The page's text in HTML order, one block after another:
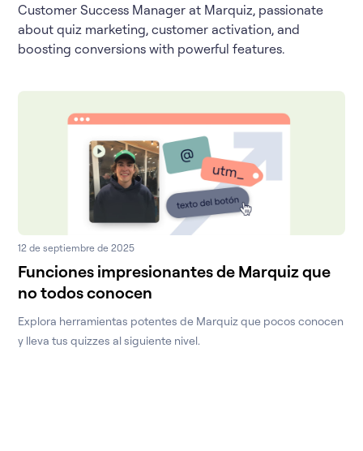
Customer Success Manager at Marquiz, passionate
about quiz marketing, customer activation, and
boosting conversions with powerful features.
12 de septiembre de 2025
Funciones impresionantes de Marquiz que
no todos conocen
Explora herramientas potentes de Marquiz que pocos conocen
y lleva tus quizzes al siguiente nivel.